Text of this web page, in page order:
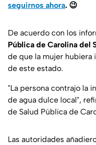
seguirnos ahora. 😉
De acuerdo con los
Pública de Carolina del
de que la mujer hubiera
de este estado.
"La persona contrajo la
de agua dulce local",
de Salud Pública de
Las autoridades